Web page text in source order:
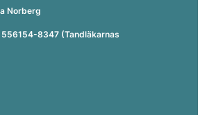
Norberg
8347 (Tandläkarnas